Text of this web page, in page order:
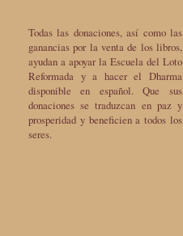
Todas las donaciones, así como las
ganancias por la venta de los libros,
ayudan a apoyar la Escuela del Loto
Reformada y a hacer el Dharma
disponible en español. Que sus
donaciones se traduzcan en paz y
prosperidad y beneficien a todos los
seres.